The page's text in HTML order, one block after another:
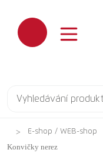
E-shop / WEB-shop
Konvičky nerez